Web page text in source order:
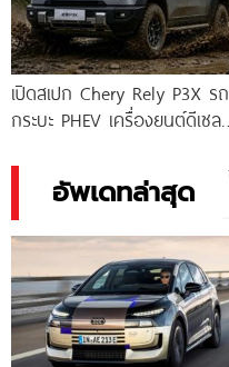
เปิดสเปก Chery Rely P3X รถ
กระบะ PHEV เครื่องยนต์ดีเซล
บิดสูงสุด 800 นิวตันเมตร
อัพเดทล่าสุด